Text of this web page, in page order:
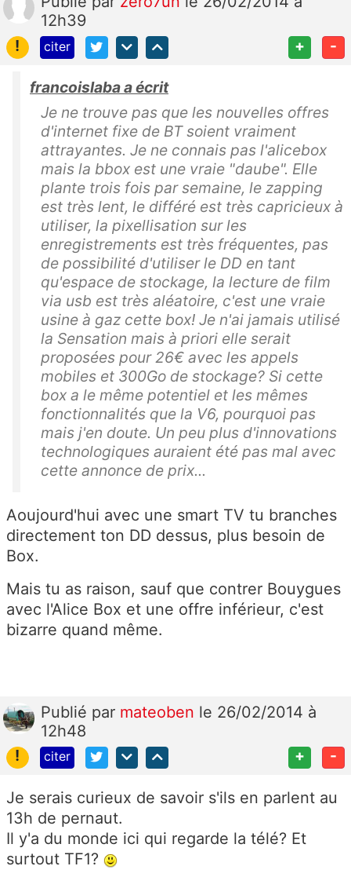
12h39
!
citer + -
francoislaba a écrit
Je ne trouve pas que les nouvelles offres
d'internet fixe de BT soient vraiment
attrayantes. Je ne connais pas l'alicebox
mais la bbox est une vraie "daube". Elle
plante trois fois par semaine, le zapping
est très lent, le différé est très capricieux à
utiliser, la pixellisation sur les
enregistrements est très fréquentes, pas
de possibilité d'utiliser le DD en tant
qu'espace de stockage, la lecture de film
via usb est très aléatoire, c'est une vraie
usine à gaz cette box! Je n'ai jamais utilisé
la Sensation mais à priori elle serait
proposées pour 26€ avec les appels
mobiles et 300Go de stockage? Si cette
box a le même potentiel et les mêmes
fonctionnalités que la V6, pourquoi pas
mais j'en doute. Un peu plus d'innovations
technologiques auraient été pas mal avec
cette annonce de prix...
Aoujourd'hui avec une smart TV tu branches
directement ton DD dessus, plus besoin de
Box.
Mais tu as raison, sauf que contrer Bouygues
avec l'Alice Box et une offre inférieur, c'est
bizarre quand même.
Publié par mateoben le 26/02/2014 à
12h48
!
citer + -
Je serais curieux de savoir s'ils en parlent au
13h de pernaut.
Il y'a du monde ici qui regarde la télé? Et
surtout TF1?